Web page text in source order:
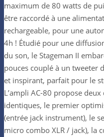
maximum de 80 watts de
être raccordé à une
rechargeable, pour une
4h ! Étudié pour une
du son, le Stageman II
pouces couplé à un tweeter
et inspirant, parfait pour le
L’ampli AC-80 propose
identiques, le premier
(entrée jack instrument), le
micro combo XLR / jack), la